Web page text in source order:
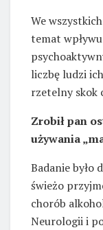
We
temat
liczbę ludzi
rzetelny skok
Zrobił pan
używania
Badanie było
świeżo
chorób
Neurologii i